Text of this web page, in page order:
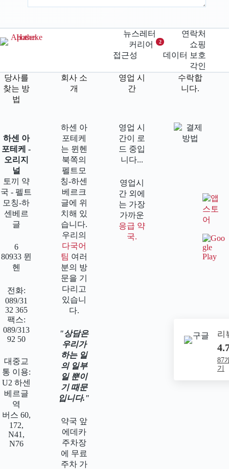
뉴스레터
연락처
커리어
2
쇼핑
접근성
데이터 보호
각인
당사를
찾는 방
법
하센 아
포테케 -
오리지
널
토끼 약
국 - 펠트
모칭-하
센베르
글
6
80933 뮌
헨
전화:
089/31
32 365
팩스:
089/313
92 50
대중교
통 이용:
U2 하센
베르글
역
버스 60,
172,
N41,
N76
회사 소
개
하센 아
포테케
는 뮌헨
북쪽의
펠트모
칭-하센
베르크
글에 위
치해 있
습니다.
우리의
다국어
팀 여러
분의 방
문을 기
다리고
있습니
다.
상담은
우리가
하는 일
의 일부
일 뿐이
기 때문
입니다.
약국 앞
에데카
주차장
에 무료
주차 가
영업 시
간
영업 시
간이 로
드 중입
니다...
영업시
간 외에
는 가장
가까운
응급 약
국.
수락합
니다.
리
87
기